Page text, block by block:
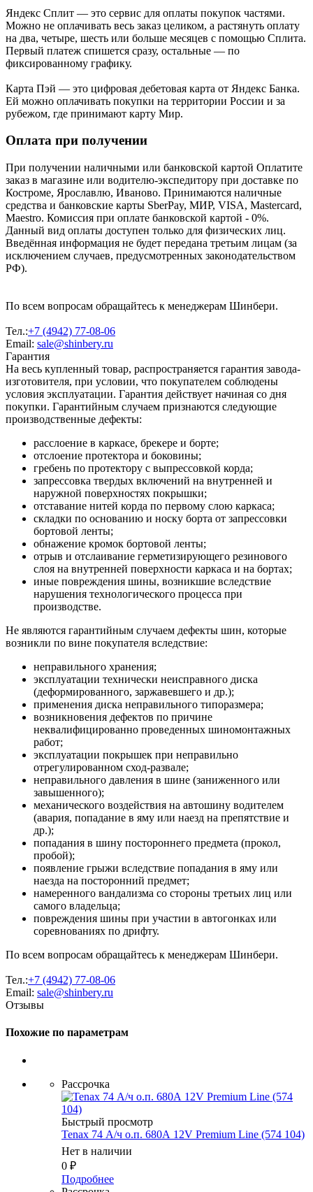
Яндекс Cплит — это сервис для оплаты покупок частями.
Можно не оплачивать весь заказ целиком, а растянуть оплату
на два, четыре, шесть или больше месяцев с помощью Сплита.
Первый платеж спишется сразу, остальные — по
фиксированному графику.
Карта Пэй — это цифровая дебетовая карта от Яндекс Банка.
Ей можно оплачивать покупки на территории России и за
рубежом, где принимают карту Мир.
Оплата при получении
При получении наличными или банковской картой Оплатите
заказ в магазине или водителю-экспедитору при доставке по
Костроме, Ярославлю, Иваново. Принимаются наличные
средства и банковские карты SberPay, МИР, VISA, Mastercard,
Maestro. Комиссия при оплате банковской картой - 0%.
Данный вид оплаты доступен только для физических лиц.
Введённая информация не будет передана третьим лицам (за
исключением случаев, предусмотренных законодательством
РФ).
По всем вопросам обращайтесь к менеджерам Шинбери.
Тел.:+7 (4942) 77-08-06
Email: sale@shinbery.ru
Гарантия
На весь купленный товар, распространяется гарантия завода-
изготовителя, при условии, что покупателем соблюдены
условия эксплуатации. Гарантия действует начиная со дня
покупки. Гарантийным случаем признаются следующие
производственные дефекты:
расслоение в каркасе, брекере и борте;
отслоение протектора и боковины;
гребень по протектору с выпрессовкой корда;
запрессовка твердых включений на внутренней и
наружной поверхностях покрышки;
отставание нитей корда по первому слою каркаса;
складки по основанию и носку борта от запрессовки
бортовой ленты;
обнажение кромок бортовой ленты;
отрыв и отслаивание герметизирующего резинового
слоя на внутренней поверхности каркаса и на бортах;
иные повреждения шины, возникшие вследствие
нарушения технологического процесса при
производстве.
Не являются гарантийным случаем дефекты шин, которые
возникли по вине покупателя вследствие:
неправильного хранения;
эксплуатации технически неисправного диска
(деформированного, заржавевшего и др.);
применения диска неправильного типоразмера;
возникновения дефектов по причине
неквалифицированно проведенных шиномонтажных
работ;
эксплуатации покрышек при неправильно
отрегулированном сход-развале;
неправильного давления в шине (заниженного или
завышенного);
механического воздействия на автошину водителем
(авария, попадание в яму или наезд на препятствие и
др.);
попадания в шину постороннего предмета (прокол,
пробой);
появление грыжи вследствие попадания в яму или
наезда на посторонний предмет;
намеренного вандализма со стороны третьих лиц или
самого владельца;
повреждения шины при участии в автогонках или
соревнованиях по дрифту.
По всем вопросам обращайтесь к менеджерам Шинбери.
Тел.:+7 (4942) 77-08-06
Email: sale@shinbery.ru
Отзывы
Похожие по параметрам
Рассрочка
Быстрый просмотр
Tenax 74 А/ч о.п. 680А 12V Premium Line (574 104)
Нет в наличии
0 ₽
Подробнее